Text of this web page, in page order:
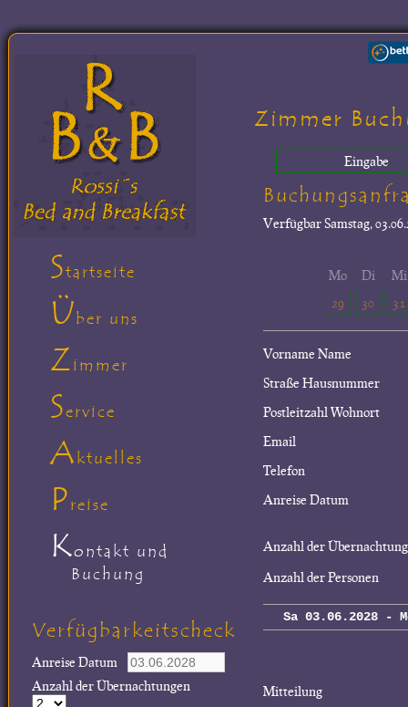
Zimmer
Eingabe
VerfügbarSamstag,
Mo
29
Di
30
Mi
31
Vorname Name
Straße Hausnummer
Postleitzahl Wohnort
Email
Telefon
Anreise Datum
Anzahl der
Anzahl der Personen
Sa 03.06.2028 -
Mitteilung
Startseite
Über uns
Zimmer
Service
Aktuelles
Preise
Kontakt und
Buchung
Verfügbarkeitscheck
Anreise Datum
Anzahl der Übernachtungen